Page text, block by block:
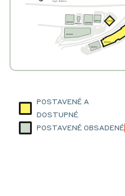
POSTAVENÉ A
DOSTUPNÉ
POSTAVENÉ OBSADENÉ